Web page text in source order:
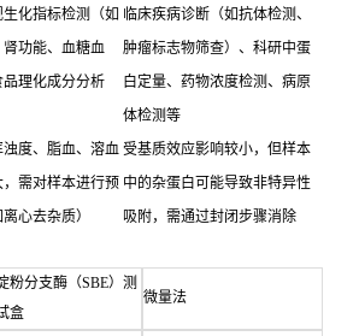
生化指标检测（如
肾功能、血糖血
品理化成分分析
临床疾病诊断（如抗体检测、
肿瘤标志物筛查）、科研中蛋
白定量、药物浓度检测、病原
体检测等
浊度、脂血、溶血
需对样本进行预
心去杂质）
受基质效应影响较小，但样本
中的杂蛋白可能导致非特异性
吸附，需通过封闭步骤消除
粉分支酶（SBE）测
盒
微量法